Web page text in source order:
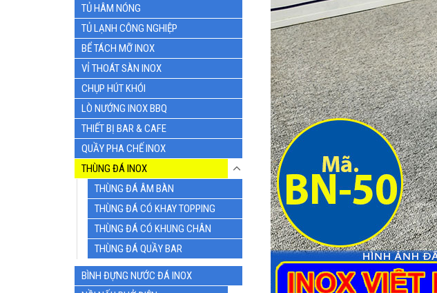
TỦ HÂM NÓNG
TỦ LẠNH CÔNG NGHIỆP
BỂ TÁCH MỠ INOX
VỈ THOÁT SÀN INOX
CHỤP HÚT KHÓI
LÒ NƯỚNG INOX BBQ
THIẾT BỊ BAR & CAFE
QUẦY PHA CHẾ INOX
THÙNG ĐÁ INOX
THÙNG ĐÁ ÂM BÀN
THÙNG ĐÁ CÓ KHAY TOPPING
THÙNG ĐÁ CÓ KHUNG CHÂN
THÙNG ĐÁ QUẦY BAR
BÌNH ĐỰNG NƯỚC ĐÁ INOX